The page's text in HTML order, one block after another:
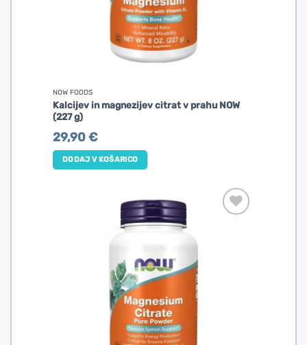
NOW FOODS
Kalcijev in magnezijev citrat v prahu NOW
(227 g)
29,90€
DODAJ V KOŠARICO